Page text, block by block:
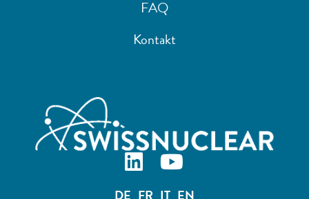
FAQ
Kontakt